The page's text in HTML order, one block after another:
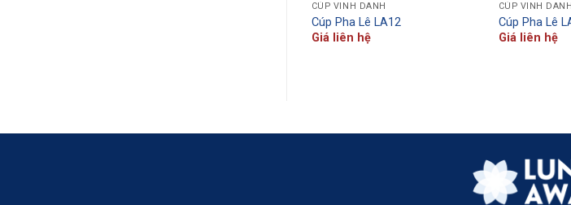
CÚP VINH DANH
Cúp Pha Lê LA12
Giá liên hệ
CÚP VINH DANH
Cúp Pha Lê
Giá liên hệ